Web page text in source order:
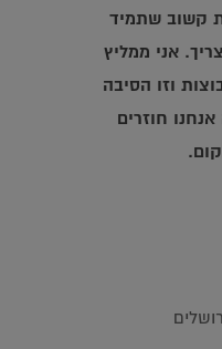
קשוב שתמיד
אני ממליץ
וזו הסיבה
חוזרים